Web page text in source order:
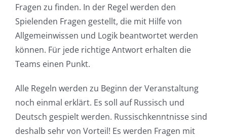
Fragen zu finden. In der Regel werden den
Spielenden Fragen gestellt, die mit Hilfe von
Allgemeinwissen und Logik beantwortet werden
können. Für jede richtige Antwort erhalten die
Teams einen Punkt.
Alle Regeln werden zu Beginn der Veranstaltung
noch einmal erklärt. Es soll auf Russisch und
Deutsch gespielt werden. Russischkenntnisse sind
deshalb sehr von Vorteil! Es werden Fragen mit